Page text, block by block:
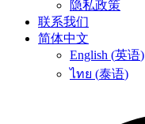
隐私政策
联系我们
简体中文
English (英语)
ไทย (泰语)